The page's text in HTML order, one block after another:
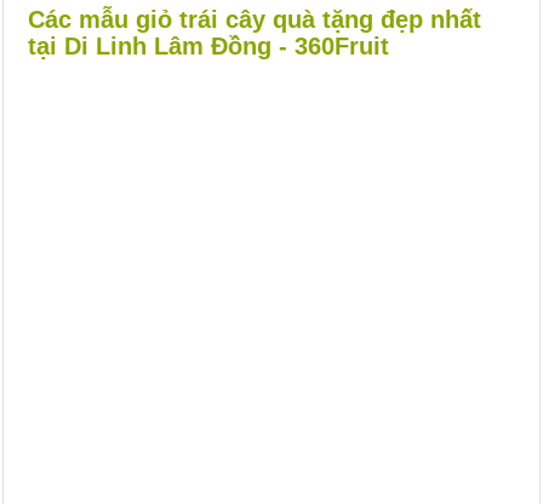
Các mẫu giỏ trái cây quà tặng đẹp nhất
tại Di Linh Lâm Đồng - 360Fruit